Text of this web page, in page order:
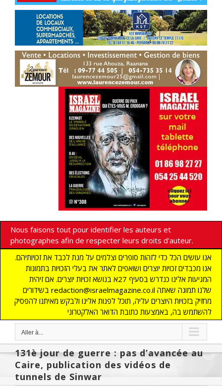
Nous faisons tout pour identifier les auteurs et
photographes afin de respecter leurs droits d'auteur.
אנו עושים הכל כדי לזהות סופרים וצלמים על מנת לכבד את זכויותיהם.
אנו מכבדים זכויות יוצרים ושואפים לאתר את בעלי הזכויות בתמונות
המגיעות אלינו כנדרש בסעיף 27א בנושא זכויות יוצרים. אם זיהית
בשידורים redaction@israelmagazine.co.il שלנו תמונה שאתה
מחזיק בזכויות היוצרים עליה, תוכל לפנות אלינו ולבקש מאיתנו להפסיק
להשתמש בה, באמצעות כתובת הדואר האלקטרוני
Aller à...
131è jour de guerre : pas d’avancée au
Caire, publication des vidéos de
tunnels de Sinwar